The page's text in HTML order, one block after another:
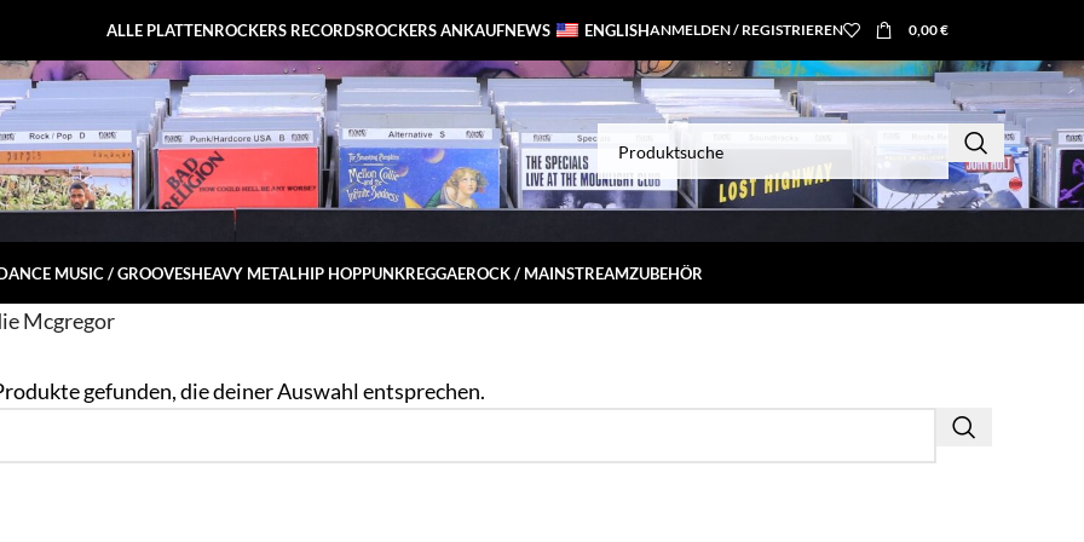
ALLE PLATTENROCKERS RECORDSROCKERS ANKAUFNEWS ENGLISHANMELDEN / REGISTRIEREN 0,00€
MUSIC / GROOVESHEAVY METALHIP HOPPUNKREGGAEROCK / MAINSTREAMZUBEHÖR
Mcgregor
gefunden, die deiner Auswahl entsprechen.